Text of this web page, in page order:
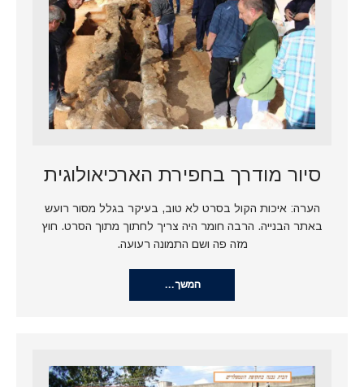
סיור מודרך בחפירת הארכיאולוגית
הערה: איכות הקול בסרט לא טוב, בעיקר בגלל מסור רועש
באתר הבנייה. הרבה חומר היה צריך לחתוך מתוך הסרט. חוץ
מזה פה ושם התמונה רעועה.
המשך…